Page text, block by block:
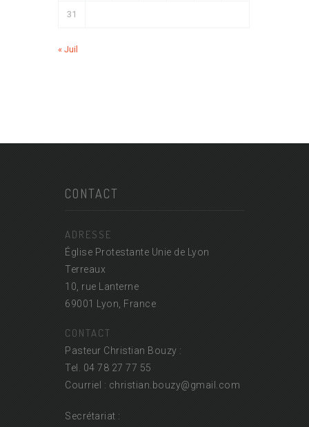
31
« Juil
CONTACT
ADRESSE
Église Protestante Unie de Lyon
Terreaux
10, rue Lanterne
69001 Lyon, France
CONTACT
Pasteur Christian Bouzy :
Tel. 04 78 27 77 55
Courriel : christian.bouzy@gmail.com
Secrétariat :